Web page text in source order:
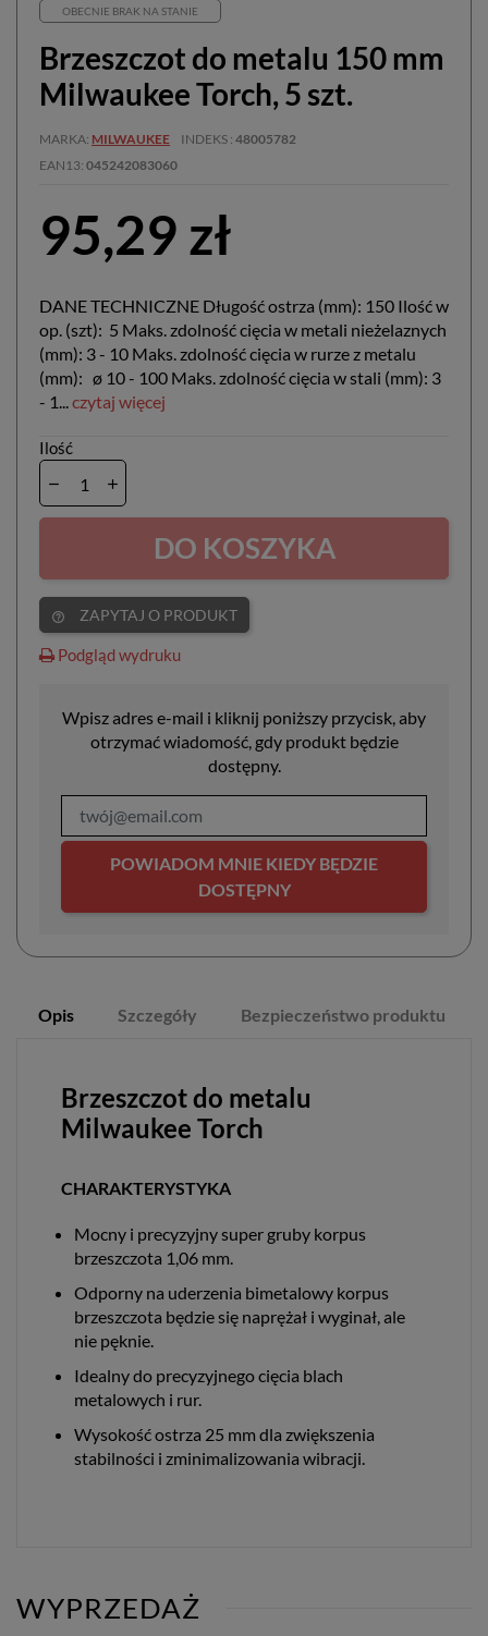
OBECNIE BRAK NA STANIE
Brzeszczot do metalu 150 mm
Milwaukee Torch, 5 szt.
MARKA MILWAUKEE INDEKS 48005782
EAN13 045242083060
95,29 zł
DANE TECHNICZNE Długość ostrza (mm): 150 Ilość w
op. (szt): 5 Maks. zdolność cięcia w metali nieżelaznych
(mm): 3 - 10 Maks. zdolność cięcia w rurze z metalu
(mm): ø 10 - 100 Maks. zdolność cięcia w stali (mm): 3
- 1...czytaj więcej
Ilość
DO KOSZYKA
help_outline ZAPYTAJ O PRODUKT
Podgląd wydruku
Wpisz adres e-mail i kliknij poniższy przycisk, aby
otrzymać wiadomość, gdy produkt będzie
dostępny.
POWIADOM MNIE KIEDY BĘDZIE
DOSTĘPNY
Opis Szczegóły Bezpieczeństwo produktu
Brzeszczot do metalu
Milwaukee Torch
CHARAKTERYSTYKA
Mocny i precyzyjny super gruby korpus
brzeszczota 1,06 mm.
Odporny na uderzenia bimetalowy korpus
brzeszczota będzie się naprężał i wyginał, ale
nie pęknie.
Idealny do precyzyjnego cięcia blach
metalowych i rur.
Wysokość ostrza 25 mm dla zwiększenia
stabilności i zminimalizowania wibracji.
WYPRZEDAŻ